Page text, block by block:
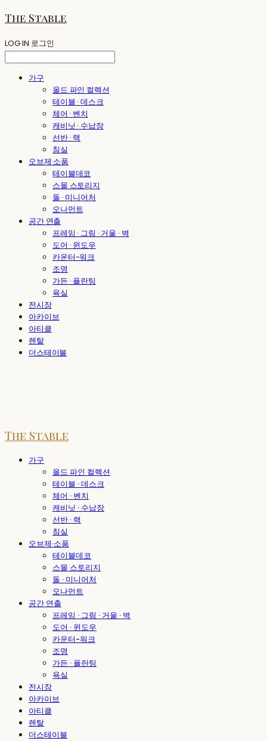
The Stable
LOG IN 로그인
가구
올드 파인 컬렉션
테이블 · 데스크
체어 · 벤치
캐비닛 · 수납장
선반 · 랙
침실
오브제·소품
테이블데코
스몰 스토리지
돌 · 미니어처
오나먼트
공간 연출
프레임 · 그림 · 거울 · 벽
도어 · 윈도우
카운터-워크
조명
가든 · 플란팅
욕실
전시장
아카이브
아티클
렌탈
더스테이블
The Stable
가구
올드 파인 컬렉션
테이블 · 데스크
체어 · 벤치
캐비닛 · 수납장
선반 · 랙
침실
오브제·소품
테이블데코
스몰 스토리지
돌 · 미니어처
오나먼트
공간 연출
프레임 · 그림 · 거울 · 벽
도어 · 윈도우
카운터-워크
조명
가든 · 플란팅
욕실
전시장
아카이브
아티클
렌탈
더스테이블